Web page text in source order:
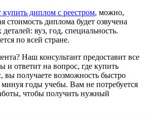
купить диплом с реестром, можно,
стоимость диплома будет озвучена
вуз, год, специальность.
по всей стране.
Наш консультант предоставит все
и ответит на вопрос, где купить
вы получаете возможность быстро
минуя годы учебы. Вам не потребуется
чтобы получить нужный